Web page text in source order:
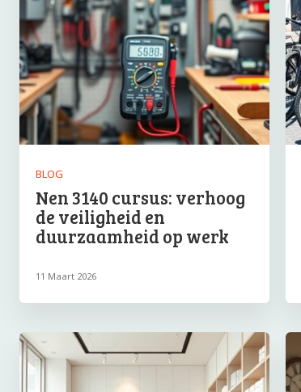
BLOG
Nen 3140 cursus: verhoog
de veiligheid en
duurzaamheid op werk
11 Maart 2026